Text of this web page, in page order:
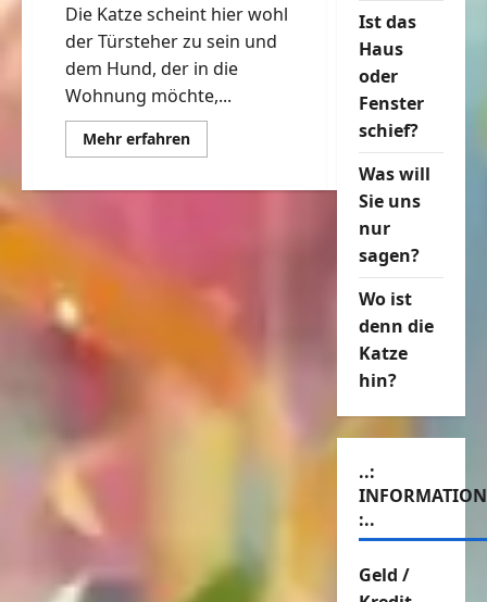
Die Katze scheint hier wohl
der Türsteher zu sein und
dem Hund, der in die
Wohnung möchte,...
Mehr erfahrenMehr
Informationen
du
Ist das
Haus
oder
Fenster
schief?
Was will
Sie uns
nur
sagen?
Wo ist
denn die
Katze
hin?
..:
:..
Geld /